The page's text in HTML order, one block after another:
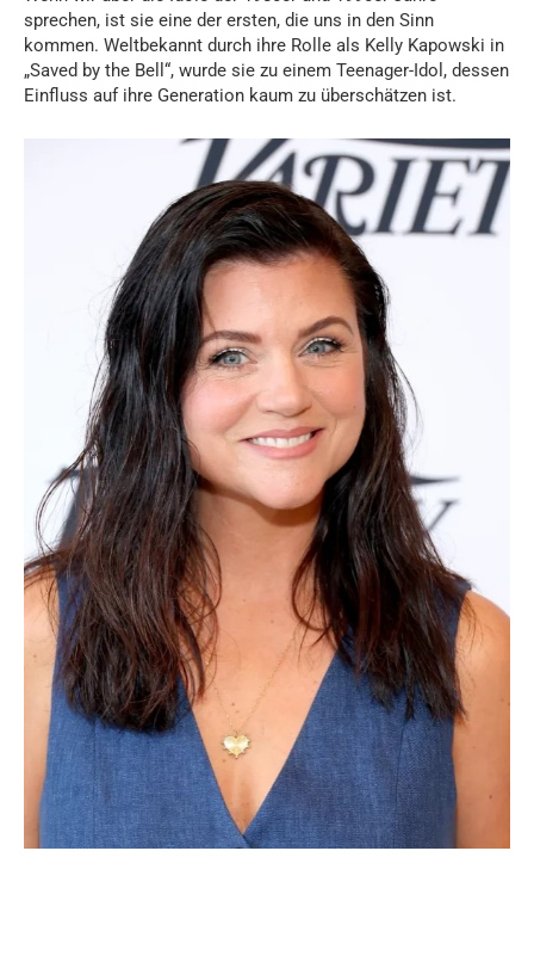
sprechen, ist sie eine der ersten, die uns in den Sinn
kommen. Weltbekannt durch ihre Rolle als Kelly Kapowski in
„Saved by the Bell“, wurde sie zu einem Teenager-Idol, dessen
Einfluss auf ihre Generation kaum zu überschätzen ist.